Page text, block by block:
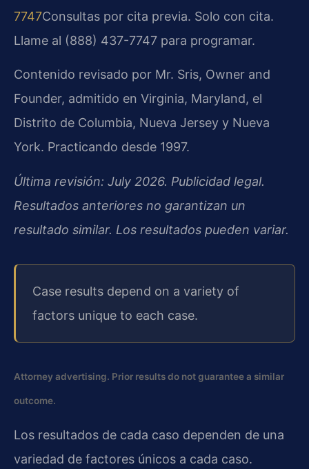
7747Consultas por cita previa. Solo con cita.
Llame al (888) 437-7747 para programar.
Contenido revisado por Mr. Sris, Owner and
Founder, admitido en Virginia, Maryland, el
Distrito de Columbia, Nueva Jersey y Nueva
York. Practicando desde 1997.
Última revisión: July 2026. Publicidad legal.
Resultados anteriores no garantizan un
resultado similar. Los resultados pueden variar.
Case results depend on a variety of
factors unique to each case.
Attorney advertising. Prior results do not guarantee a similar
outcome.
Los resultados de cada caso dependen de una
variedad de factores únicos a cada caso.